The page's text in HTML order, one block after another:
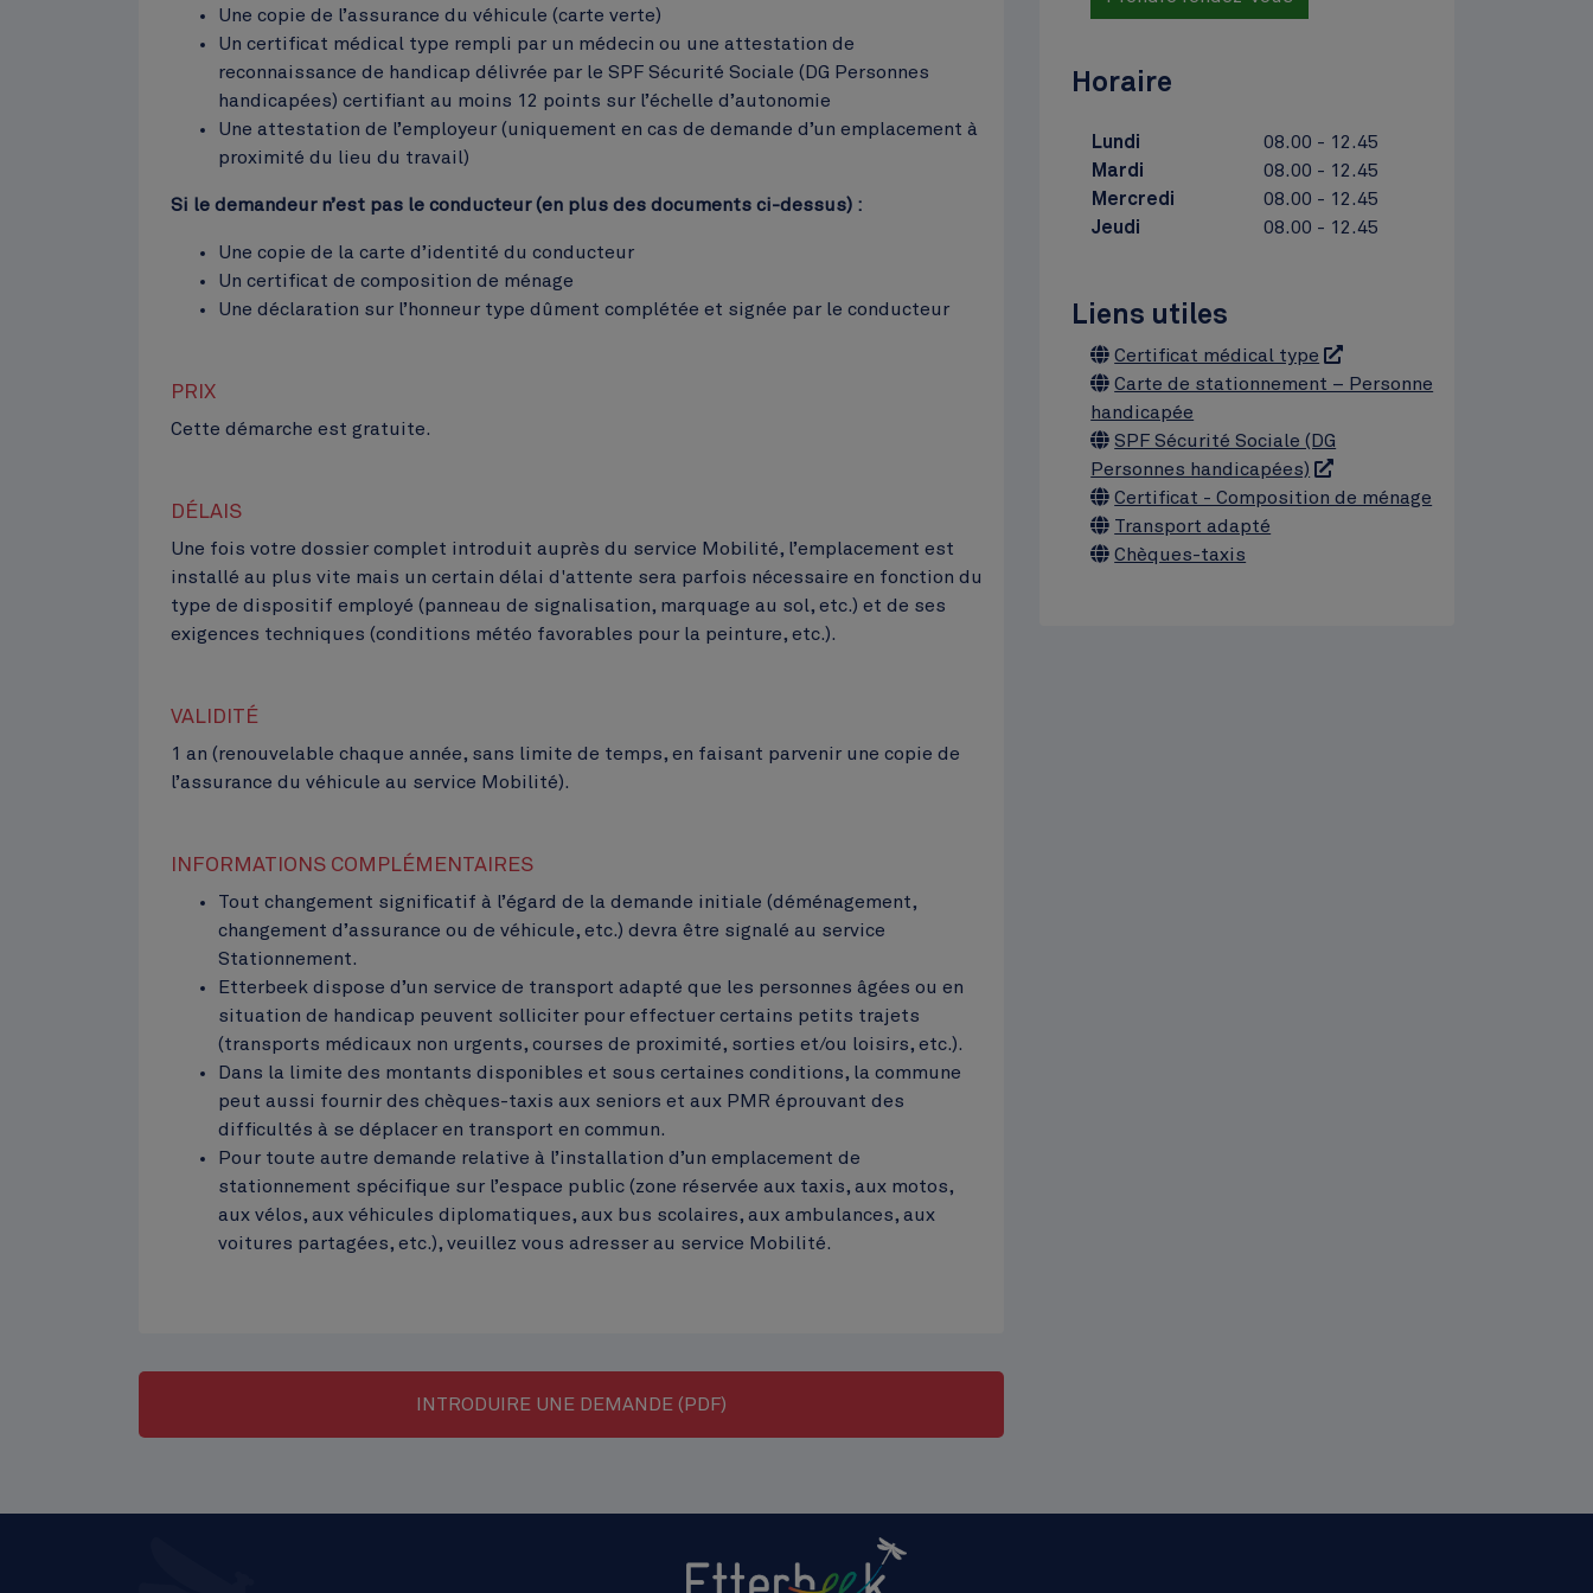
Une copie de l’assurance du véhicule (carte verte)
Un certificat médical type rempli par un médecin ou une attestation de
reconnaissance de handicap délivrée par le SPF Sécurité Sociale (DG Personnes
handicapées) certifiant au moins 12 points sur l’échelle d’autonomie
Une attestation de l’employeur (uniquement en cas de demande d’un emplacement à
proximité du lieu du travail)
Si le demandeur n’est pas le conducteur (en plus des documents ci-dessus) :
Une copie de la carte d’identité du conducteur
Un certificat de composition de ménage
Une déclaration sur l’honneur type dûment complétée et signée par le conducteur
PRIX
Cette démarche est gratuite.
DÉLAIS
Une fois votre dossier complet introduit auprès du service Mobilité, l’emplacement est
installé au plus vite mais un certain délai d'attente sera parfois nécessaire en fonction du
type de dispositif employé (panneau de signalisation, marquage au sol, etc.) et de ses
exigences techniques (conditions météo favorables pour la peinture, etc.).
VALIDITÉ
1 an (renouvelable chaque année, sans limite de temps, en faisant parvenir une copie de
l’assurance du véhicule au service Mobilité).
INFORMATIONS COMPLÉMENTAIRES
Tout changement significatif à l’égard de la demande initiale (déménagement,
changement d’assurance ou de véhicule, etc.) devra être signalé au service
Stationnement.
Etterbeek dispose d’un service de transport adapté que les personnes âgées ou en
situation de handicap peuvent solliciter pour effectuer certains petits trajets
(transports médicaux non urgents, courses de proximité, sorties et/ou loisirs, etc.).
Dans la limite des montants disponibles et sous certaines conditions, la commune
peut aussi fournir des chèques-taxis aux seniors et aux PMR éprouvant des
difficultés à se déplacer en transport en commun.
Pour toute autre demande relative à l’installation d’un emplacement de
stationnement spécifique sur l’espace public (zone réservée aux taxis, aux motos,
aux vélos, aux véhicules diplomatiques, aux bus scolaires, aux ambulances, aux
voitures partagées, etc.), veuillez vous adresser au service Mobilité.
action
INTRODUIRE UNE DEMANDE (PDF)
Horaire
Lundi
08.00 - 12.45
Mardi
08.00 - 12.45
Mercredi
08.00 - 12.45
Jeudi
08.00 - 12.45
Liens utiles
LiensCertificat médical type
Carte de stationnement – Personne
handicapée
SPF Sécurité Sociale (DG
Personnes handicapées)
Certificat - Composition de ménage
Transport adapté
Chèques-taxis